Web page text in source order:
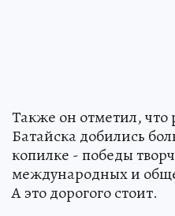
Также он отметил, что
Батайска добились
копилке - победы
международных и
А это дорогого стоит.